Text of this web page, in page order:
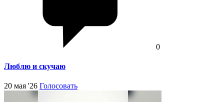
0
Люблю и скучаю
20 мая '26 Голосовать